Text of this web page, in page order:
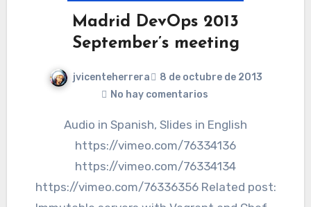
Madrid DevOps 2013
September’s meeting
jvicenteherrera
8 de octubre de 2013
No hay comentarios
Audio in Spanish, Slides in English
https://vimeo.com/76334136
https://vimeo.com/76334134
https://vimeo.com/76336356 Related post: